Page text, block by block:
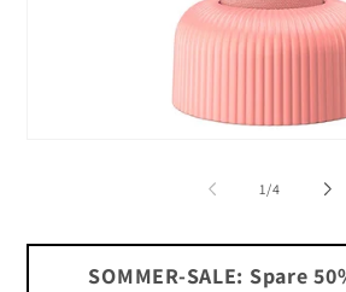
1 /von
4
SOMMER-SALE: Spare